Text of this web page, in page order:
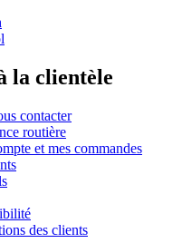
la clientèle
contacter
routière
et mes commandes
des clients